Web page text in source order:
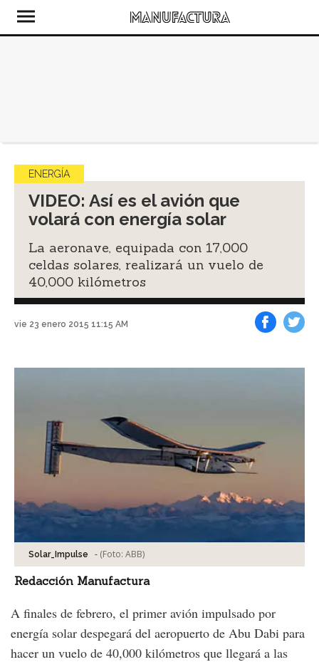
ENERGÍA
VIDEO: Así es el avión que
volará con energía solar
La aeronave, equipada con 17,000
celdas solares, realizará un vuelo de
40,000 kilómetros
vie 23 enero 2015 11:15 AM
Solar_Impulse - (Foto: ABB)
Redacción Manufactura
A finales de febrero, el primer avión impulsado por
energía solar despegará del aeropuerto de Abu Dabi para
hacer un vuelo de 40,000 kilómetros que llegará a las